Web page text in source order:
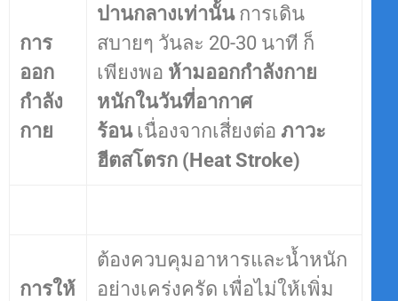
การ
ออก
กำลัง
กาย
ปานกลางเท่านั้นการเดิน
สบายๆ วันละ 20-30 นาที ก็
เพียงพอ ห้ามออกกำลังกาย
หนักในวันที่อากาศ
ร้อนเนื่องจากเสี่ยงต่อ ภาวะ
ฮีตสโตรก (Heat Stroke)
การให้
ต้องควบคุมอาหารและน้ำหนัก
อย่างเคร่งครัด เพื่อไม่ให้เพิ่ม